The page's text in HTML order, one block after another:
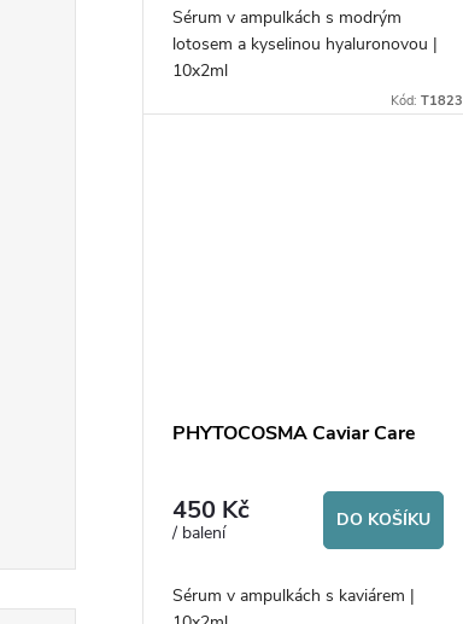
u
Sérum v ampulkách s modrým
lotosem a kyselinou hyaluronovou |
10x2ml
Kód:T1823
PHYTOCOSMA Caviar Care
450 Kč
/ balení
DO KOŠÍKU
Sérum v ampulkách s kaviárem |